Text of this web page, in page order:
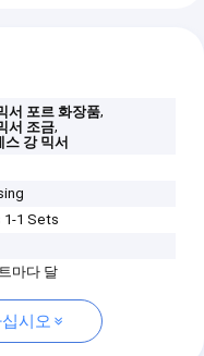
서 포르 화장품,
서 조금,
강 믹서
1-1 Sets
마다 달
시오